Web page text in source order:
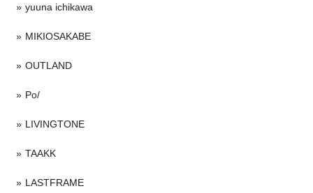
yuuna ichikawa
MIKIOSAKABE
OUTLAND
Po/
LIVINGTONE
TAAKK
LASTFRAME